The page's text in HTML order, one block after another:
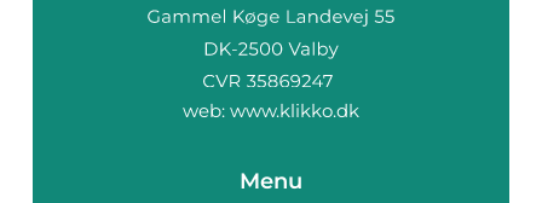
web: www.klikko.dk
Menu